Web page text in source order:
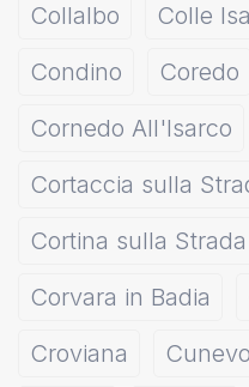
Collalbo
Colle
Condino
Coredo
Cornedo All'Isarco
Cortaccia sulla
Cortina sulla
Corvara in Badia
Croviana
Cunevo